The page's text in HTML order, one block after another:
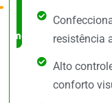
no
mercadoresistência
Alto
conforto